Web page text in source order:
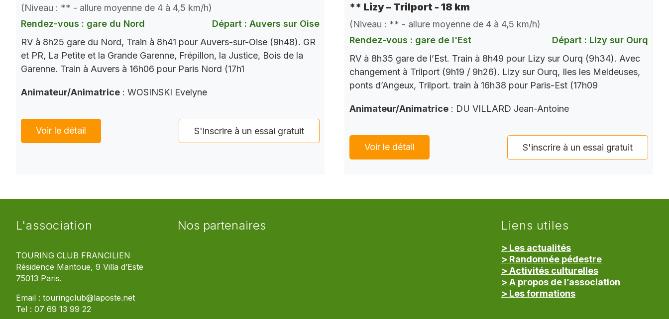
(Niveau : ** - allure moyenne de 4 à 4,5 km/h)
Rendez-vous : gare du Nord
Départ : Auvers sur Oise
RV à 8h25 gare du Nord, Train à 8h41 pour Auvers-sur-Oise (9h48). GR
et PR, La Petite et la Grande Garenne, Frépillon, la Justice, Bois de la
Garenne. Train à Auvers à 16h06 pour Paris Nord (17h1
Animateur/Animatrice : WOSINSKI Evelyne
Voir le détail S'inscrire à un essai gratuit
** Lizy – Trilport - 18 km
(Niveau : ** - allure moyenne de 4 à 4,5 km/h)
Rendez-vous : gare de l'Est
Départ : Lizy sur Ourq
RV à 8h35 gare de l’Est. Train à 8h49 pour Lizy sur Ourq (9h34). Avec
changement à Trilport (9h19 / 9h26). Lizy sur Ourq, Iles les Meldeuses,
ponts d’Angeux, Trilport. train à 16h38 pour Paris-Est (17h09
Animateur/Animatrice : DU VILLARD Jean-Antoine
Voir le détail S'inscrire à un essai gratuit
L'association
TOURING CLUB FRANCILIEN
Résidence Mantoue, 9 Villa d’Este
75013 Paris.
Email : touringclub@laposte.net
Tel : 07 69 13 99 22
Nos partenaires Liens utiles
> Les actualités
> Randonnée pédestre
> Activités culturelles
> A propos de l’association
> Les formations